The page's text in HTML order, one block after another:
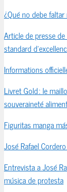
¿Qué no debe
Article de presse
standard
Informations
Livret Gold : le
souveraineté
Figuritas manga
José Rafael
Entrevista a José
música de protesta